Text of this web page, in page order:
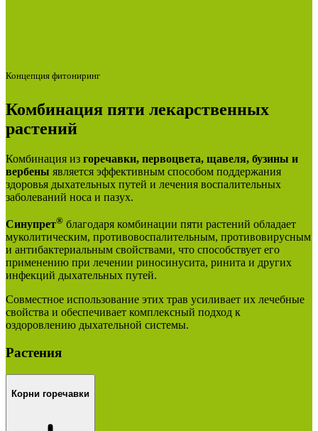
Концепция фитониринг
Комбинация пяти лекарственных
растений
Комбинация из горечавки, первоцвета, щавеля, бузины и
вербены является эффективным способом поддержания
здоровья дыхательных путей и лечения воспалительных
заболеваний носа и пазух.
Синупрет® благодаря комбинации пяти растений обладает
муколитическим, противовоспалительным, противовирусным
и антибактериальным свойствами, что способствует его
применению при лечении риносинусита, ринита и других
инфекций дыхательных путей.
Совместное использование этих трав усиливает их лечебные
свойства и обеспечивает комплексный подход к
оздоровлению дыхательной системы.
Растения
Корни горечавки